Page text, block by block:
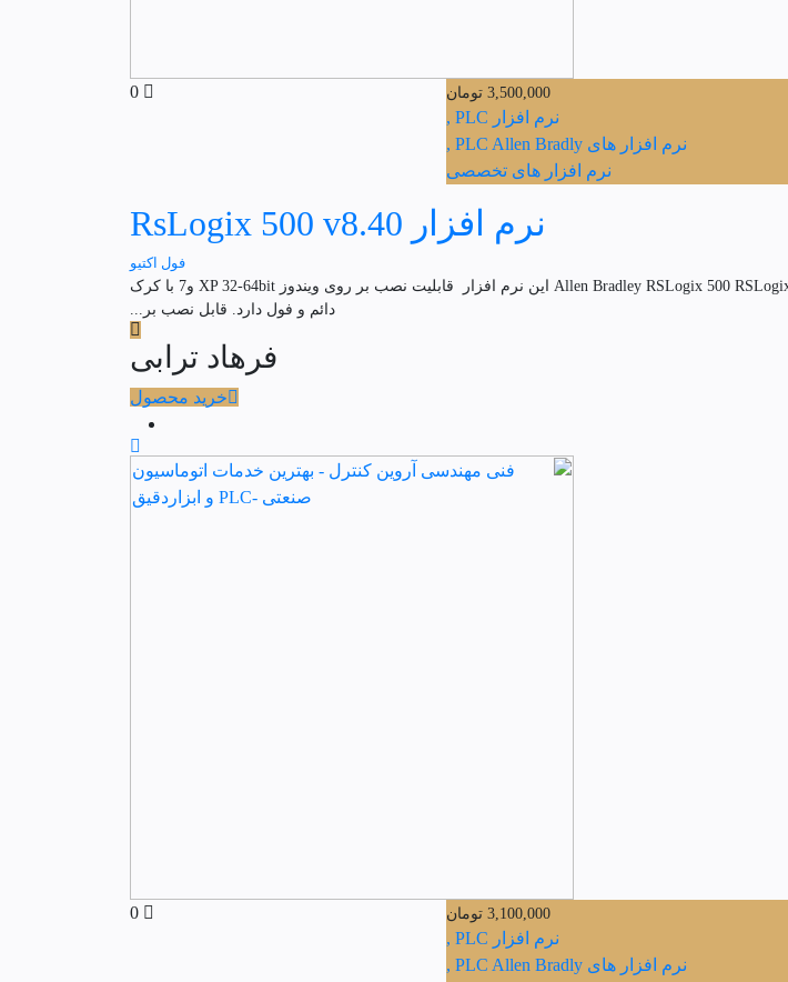
3,500,000 تومان
نرم افزار PLC ,
نرم افزار های PLC Allen Bradly ,
نرم افزار های تخصصی
نرم افزار RsLogix 500 v8.40
فول اکتیو
نرم افزار RsLogix 500 v8.40 با لایسنس نرم افزار PLC آلن بردلی-Allen Bradley RSLogix 500 RSLogix 500 Pro RSLinx Pro این نرم افزار قابلیت نصب بر روی ویندوز XP 32-64bit و7 با کرک
دائم و فول دارد. قابل نصب بر...
فرهاد ترابی
خرید محصول
3,100,000 تومان
نرم افزار PLC ,
نرم افزار های PLC Allen Bradly ,